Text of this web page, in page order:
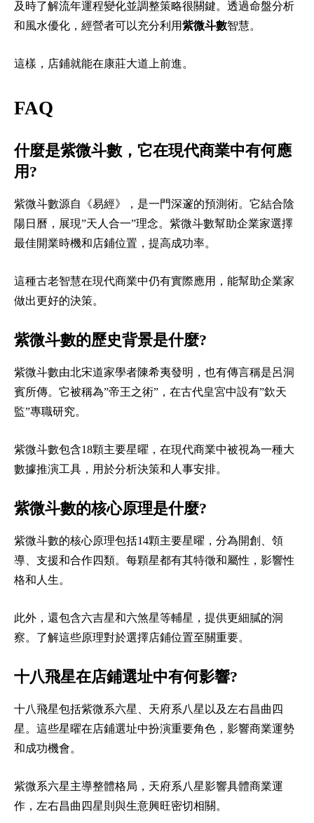
及時了解流年運程變化並調整策略很關鍵。透過命盤分析
和風水優化，經營者可以充分利用紫微斗數智慧。
這樣，店鋪就能在康莊大道上前進。
FAQ
什麼是紫微斗數，它在現代商業中有何應
用?
紫微斗數源自《易經》，是一門深邃的預測術。它結合陰
陽日曆，展現”天人合一”理念。紫微斗數幫助企業家選擇
最佳開業時機和店鋪位置，提高成功率。
這種古老智慧在現代商業中仍有實際應用，能幫助企業家
做出更好的決策。
紫微斗數的歷史背景是什麼?
紫微斗數由北宋道家學者陳希夷發明，也有傳言稱是呂洞
賓所傳。它被稱為”帝王之術”，在古代皇宮中設有”欽天
監”專職研究。
紫微斗數包含18顆主要星曜，在現代商業中被視為一種大
數據推演工具，用於分析決策和人事安排。
紫微斗數的核心原理是什麼?
紫微斗數的核心原理包括14顆主要星曜，分為開創、領
導、支援和合作四類。每顆星都有其特徵和屬性，影響性
格和人生。
此外，還包含六吉星和六煞星等輔星，提供更細膩的洞
察。了解這些原理對於選擇店鋪位置至關重要。
十八飛星在店鋪選址中有何影響?
十八飛星包括紫微系六星、天府系八星以及左右昌曲四
星。這些星曜在店鋪選址中扮演重要角色，影響商業運勢
和成功機會。
紫微系六星主導整體格局，天府系八星影響具體商業運
作，左右昌曲四星則與生意興旺密切相關。